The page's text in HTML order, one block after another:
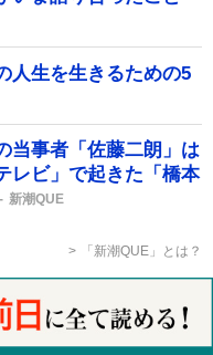
人生を生きるための5
当事者「佐藤二朗」は
ビ」で起きた「橋本
新潮QUE
「新潮QUE」とは？